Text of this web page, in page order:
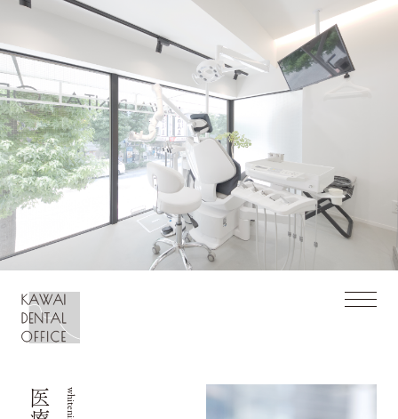
whitening